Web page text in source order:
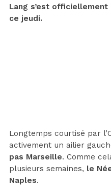
Lang s’est
ce jeudi.
Longtemps courtisé par
activement un ailier
pas Marseille. Comme
plusieurs semaines, le
Naples.